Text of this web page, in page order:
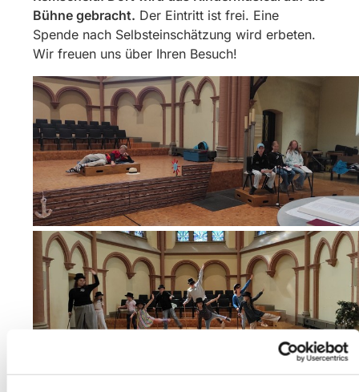
Bühne gebracht. Der Eintritt ist frei. Eine
Spende nach Selbsteinschätzung wird erbeten.
Wir freuen uns über Ihren Besuch!